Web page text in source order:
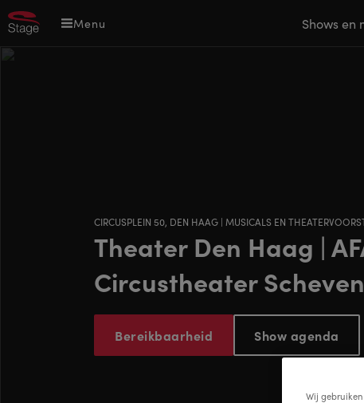
Overslaan
en
naar
Menu
navigation
Shows en
CIRCUSPLEIN 50, DEN HAAG | MUSICALS EN
Theater Den Haag |
Circustheater
Bereikbaarheid Show agenda
Wij